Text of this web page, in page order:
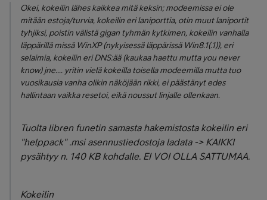
Okei, kokeilin lähes kaikkea mitä keksin; modeemissa ei ole
mitään estoja/turvia, kokeilin eri laniporttia, otin muut laniportit
tyhjiksi, poistin välistä gigan tyhmän kytkimen, kokeilin vanhalla
läppärillä missä WinXP (nykyisessä läppärissä Win8.1(.1)), eri
selaimia, kokeilin eri DNS:ää (kaukaa haettu mutta you never
know) jne.... yritin vielä kokeilla toisella modeemilla mutta tuo
vuosikausia vanha olikin näköjään rikki, ei päästänyt edes
hallintaan vaikka resetoi, eikä noussut linjalle ollenkaan.
Tuolta libren funetin samasta hakemistosta kokeilin eri
"helppack" .msi asennustiedostoja ladata -> KAIKKI
pysähtyy n. 140 KB kohdalle. EI VOI OLLA SATTUMAA.
Kokeilin